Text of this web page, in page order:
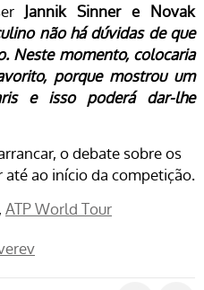
Jannik Sinner e Novak
não há dúvidas de que
Neste momento, colocaria
porque mostrou um
e isso poderá dar-lhe
o debate sobre os
ao início da competição.
ATP World Tour